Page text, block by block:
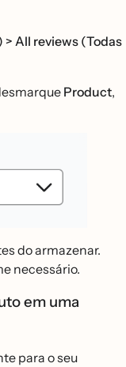
> All reviews (Todas
Product,
do armazenar.
necessário.
em uma
para o seu